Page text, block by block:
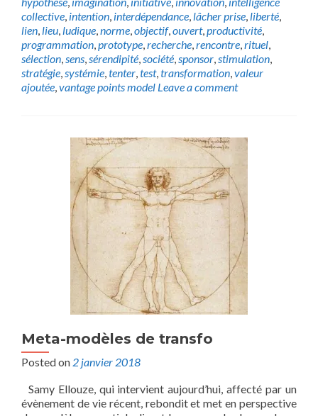
collective, intention, interdépendance, lâcher prise, liberté,
lien, lieu, ludique,norme,objectif,ouvert,productivité,
programmation,prototype,recherche,rencontre,rituel,
sélection,sens,sérendipité,société,sponsor,stimulation,
stratégie,systémie,tenter,test,transformation,valeur
ajoutée,vantage points model Leave a comment
Meta-modèles de transfo
Posted on 2 janvier 2018
Samy Ellouze, qui intervient aujourd’hui, affecté par un
évènement de vie récent, rebondit et met en perspective